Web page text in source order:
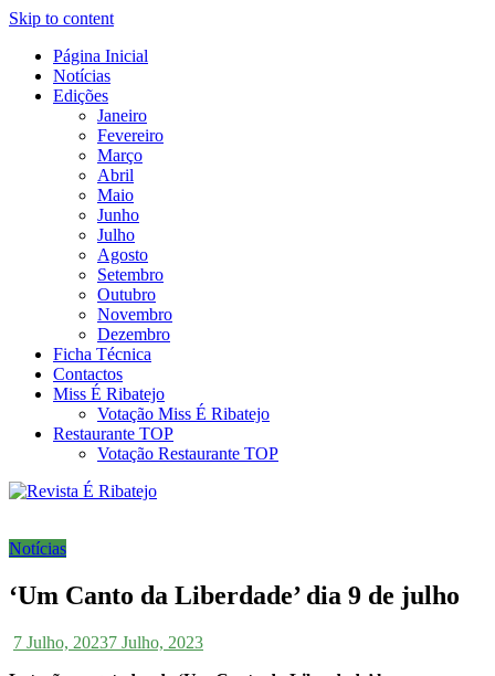
Skip to content
É Ribatejo – Revista Social
Online
Revista Social Online
Página Inicial
Notícias
Edições
Janeiro
Fevereiro
Março
Abril
Maio
Junho
Julho
Agosto
Setembro
Outubro
Novembro
Dezembro
Ficha Técnica
Contactos
Miss É Ribatejo
Votação Miss É Ribatejo
Restaurante TOP
Votação Restaurante TOP
Notícias
‘Um Canto da Liberdade’ dia 9 de julho
7 Julho, 20237 Julho, 2023